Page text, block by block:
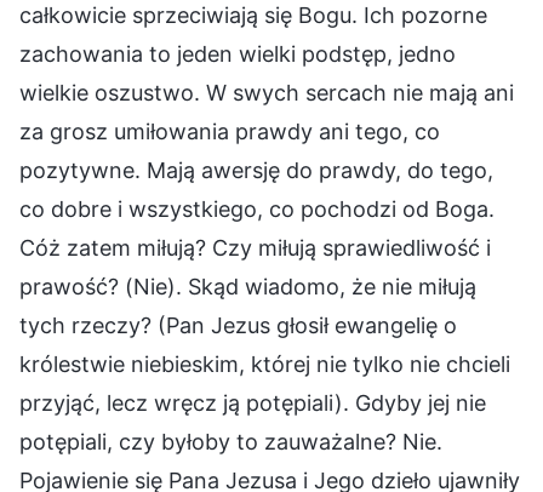
całkowicie sprzeciwiają się Bogu. Ich pozorne
zachowania to jeden wielki podstęp, jedno
wielkie oszustwo. W swych sercach nie mają ani
za grosz umiłowania prawdy ani tego, co
pozytywne. Mają awersję do prawdy, do tego,
co dobre i wszystkiego, co pochodzi od Boga.
Cóż zatem miłują? Czy miłują sprawiedliwość i
prawość? (Nie). Skąd wiadomo, że nie miłują
tych rzeczy? (Pan Jezus głosił ewangelię o
królestwie niebieskim, której nie tylko nie chcieli
przyjąć, lecz wręcz ją potępiali). Gdyby jej nie
potępiali, czy byłoby to zauważalne? Nie.
Pojawienie się Pana Jezusa i Jego dzieło ujawniły